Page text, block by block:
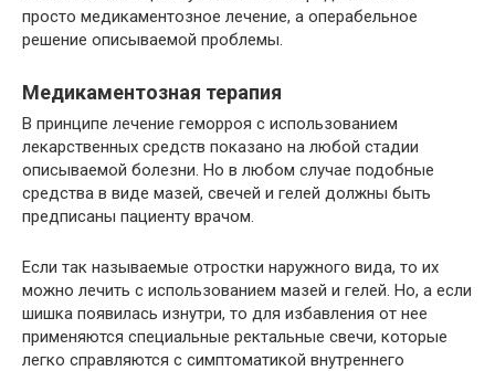
просто медикаментозное лечение, а операбельное
решение описываемой проблемы.
Медикаментозная терапия
В принципе лечение геморроя с использованием
лекарственных средств показано на любой стадии
описываемой болезни. Но в любом случае подобные
средства в виде мазей, свечей и гелей должны быть
предписаны пациенту врачом.
Если так называемые отростки наружного вида, то их
можно лечить с использованием мазей и гелей. Но, а если
шишка появилась изнутри, то для избавления от нее
применяются специальные ректальные свечи, которые
легко справляются с симптоматикой внутреннего